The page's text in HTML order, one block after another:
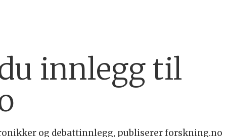
innlegg til
og debattinnlegg, publiserer